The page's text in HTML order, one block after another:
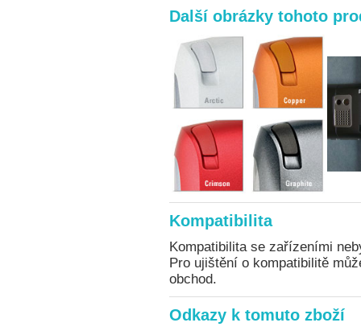
Další obrázky tohoto
Kompatibilita
Kompatibilita se zařízeními
Pro ujištění o kompatibilitě
obchod.
Odkazy k tomuto zboží